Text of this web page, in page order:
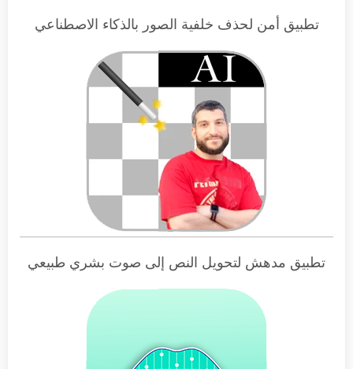
تطبيق أمن لحذف خلفية الصور بالذكاء الاصطناعي
تطبيق مدهش لتحويل النص إلى صوت بشري طبيعي